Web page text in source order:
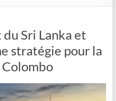
Sri Lanka et
stratégie pour la